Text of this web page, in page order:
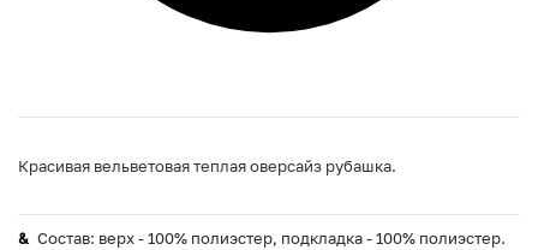
Красивая вельветовая теплая оверсайз рубашка.
Состав: верх - 100% полиэстер, подкладка - 100% полиэстер.